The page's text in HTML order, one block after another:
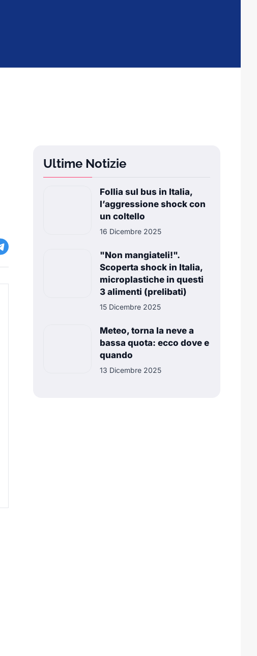
Ultime Notizie
Follia sul bus in Italia,
l’aggressione shock con
un coltello
16 Dicembre 2025
"Non mangiateli!".
Scoperta shock in Italia,
microplastiche in questi
3 alimenti (prelibati)
15 Dicembre 2025
Meteo, torna la neve a
bassa quota: ecco dove e
quando
13 Dicembre 2025